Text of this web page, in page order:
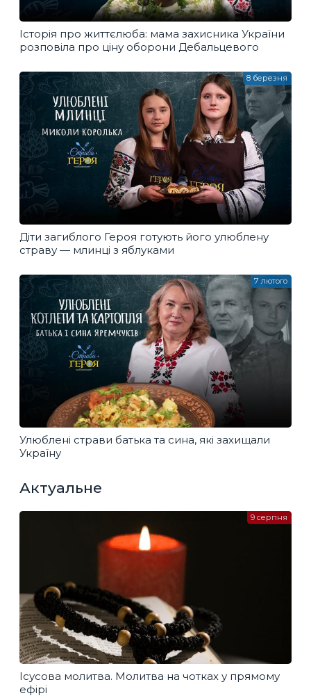
Історія про життєлюба: мама захисника України
розповіла про ціну оборони Дебальцевого
Діти загиблого Героя готують його улюблену
страву — млинці з яблуками
8 березня
Улюблені страви батька та сина, які захищали
Україну
7 лютого
Актуальне
Ісусова молитва. Молитва на чотках у прямому
ефірі
9 серпня